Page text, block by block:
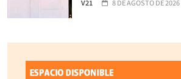
V21 8 DE AGOSTO DE 2026